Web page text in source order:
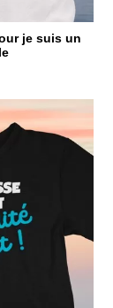
je suis un